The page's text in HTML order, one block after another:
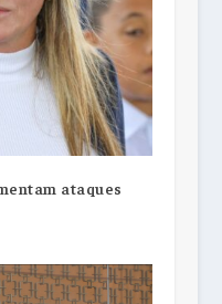
ataques